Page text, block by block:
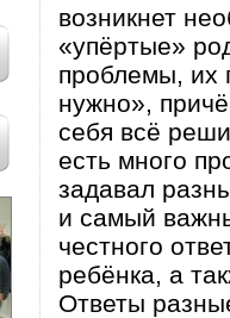
возникнет
«упёртые»
проблемы, их
нужно»,
себя всё
есть много
задавал
и самый
честного
ребёнка, а
Ответы